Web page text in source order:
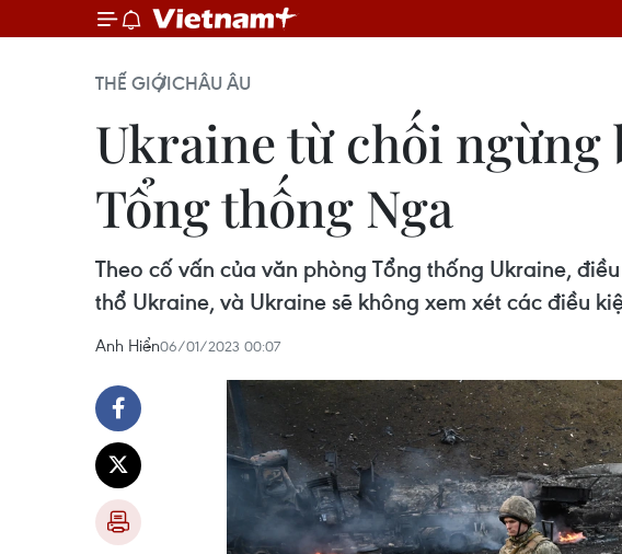
THẾ GIỚICHÂU ÂU
Ukraine từ chối ngừng
Tổng thống Nga
Theo cố vấn của văn phòng Tổng thống Ukraine,
thổ Ukraine, và Ukraine sẽ không xem xét các điều
Anh Hiển06/01/2023 00:07